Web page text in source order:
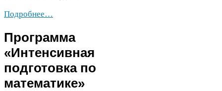
Подробнее…
Программа
«Интенсивная
подготовка по
математике»